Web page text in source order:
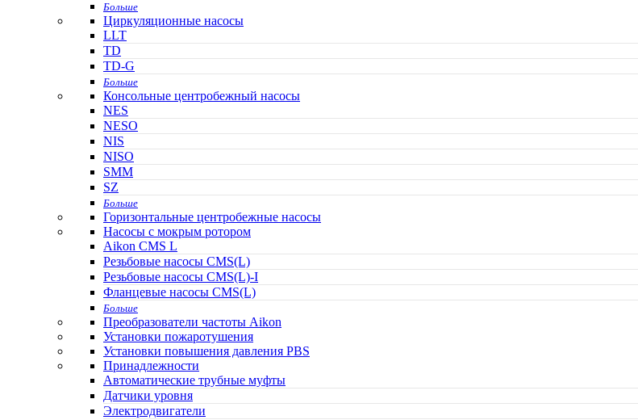
Больше
Циркуляционные насосы
LLT
TD
TD-G
Больше
Консольные центробежный насосы
NES
NESO
NIS
NISO
SMM
SZ
Больше
Горизонтальные центробежные насосы
Насосы с мокрым ротором
Aikon CMS L
Резьбовые насосы CMS(L)
Резьбовые насосы CMS(L)-I
Фланцевые насосы CMS(L)
Больше
Преобразователи частоты Aikon
Установки пожаротушения
Установки повышения давления PBS
Принадлежности
Автоматические трубные муфты
Датчики уровня
Электродвигатели